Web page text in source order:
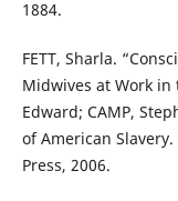
1884.
FETT, Sharla.
Midwives at Work in
Edward; CAMP,
of American
Press, 2006.